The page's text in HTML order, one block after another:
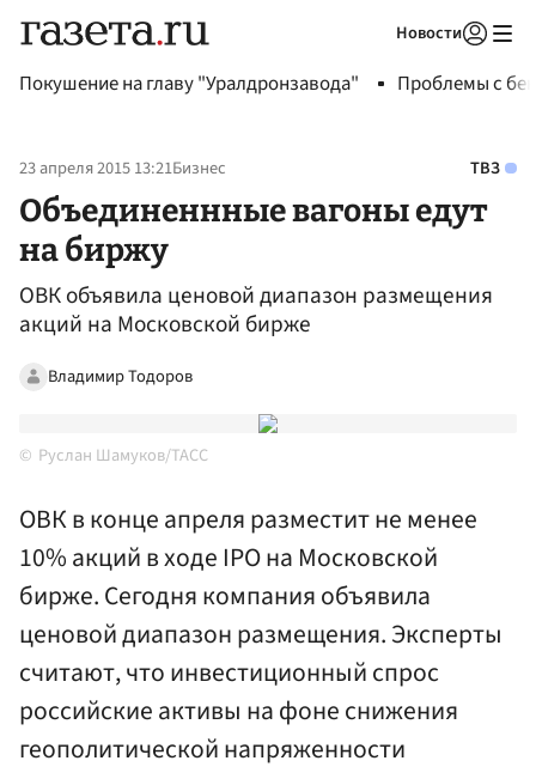
Новости
Покушение на главу "Уралдронзавода" Проблемы с
23 апреля 2015 13:21Бизнес ТВЗ
Объединеннные вагоны едут
на биржу
ОВК объявила ценовой диапазон размещения
акций на Московской бирже
Владимир Тодоров
Руслан Шамуков/ТАСС
ОВК в конце апреля разместит не менее
10% акций в ходе IPO на Московской
бирже. Сегодня компания объявила
ценовой диапазон размещения. Эксперты
считают, что инвестиционный спрос
российские активы на фоне снижения
геополитической напряженности